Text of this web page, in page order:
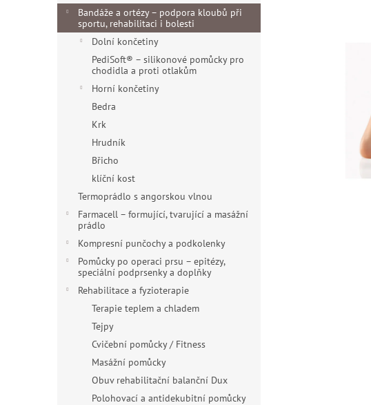
n
í
Bandáže a ortézy – podpora kloubů při
sportu, rehabilitaci i bolesti
Dolní končetiny
PediSoft® – silikonové pomůcky pro
chodidla a proti otlakům
Horní končetiny
Bedra
Krk
Hrudník
Břicho
klíční kost
Termoprádlo s angorskou vlnou
Farmacell – formující, tvarující a masážní
prádlo
Kompresní punčochy a podkolenky
Pomůcky po operaci prsu – epitézy,
speciální podprsenky a doplňky
Rehabilitace a fyzioterapie
Terapie teplem a chladem
Tejpy
Cvičební pomůcky / Fitness
Masážní pomůcky
Obuv rehabilitační balanční Dux
Polohovací a antidekubitní pomůcky